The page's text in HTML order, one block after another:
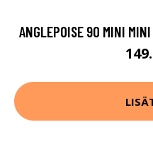
ANGLEPOISE 90 MINI